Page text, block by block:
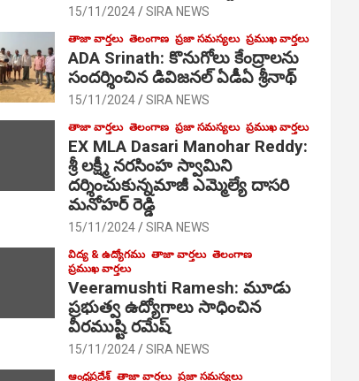
15/11/2024 SIRA NEWS
తాజా వార్తలు తెలంగాణ ప్రజా సమస్యలు ప్రముఖ వార్తలు
ADA Srinath: కొనుగోలు కేంద్రాల‌ను
సంద‌ర్శించిన డివిజనల్ ఏడీఏ శ్రీనాథ్
15/11/2024 SIRA NEWS
తాజా వార్తలు తెలంగాణ ప్రజా సమస్యలు ప్రముఖ వార్తలు
EX MLA Dasari Manohar Reddy:
శ్రీ లక్ష్మీ నరసింహ స్వామిని
దర్శించుకున్నమాజీ ఎమ్మెల్యే దాసరి
మనోహర్ రెడ్డి
15/11/2024 SIRA NEWS
విద్య & ఉద్యోగము తాజా వార్తలు తెలంగాణ
ప్రముఖ వార్తలు
Veeramushti Ramesh: మూడు
ప్రభుత్వ ఉద్యోగాలు సాధించిన
వీరముష్టి రమేష్
15/11/2024 SIRA NEWS
ఆంధ్రప్రదేశ్ తాజా వార్తలు ప్రజా సమస్యలు